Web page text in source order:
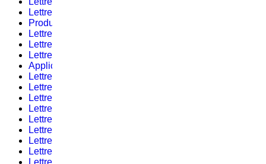
Lettre d’informations #10 – 2022
Produits
Lettre d’informations #9 – 2019
Lettre d’informations #8 – 2021
Lettre d’informations #11 – 2022
Applications
Lettre d’informations #10 – 2019
Lettre d’informations #9 – 2021
Lettre d’informations #1 – 2023
Lettre d’informations #1
Lettre d’informations #12 – 2019
Lettre d’informations #10 – 2021
Lettre d’informations #2 – 2023
Lettre d’informations #2 – 2019